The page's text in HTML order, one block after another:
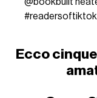
#readersoftiktok
Ecco